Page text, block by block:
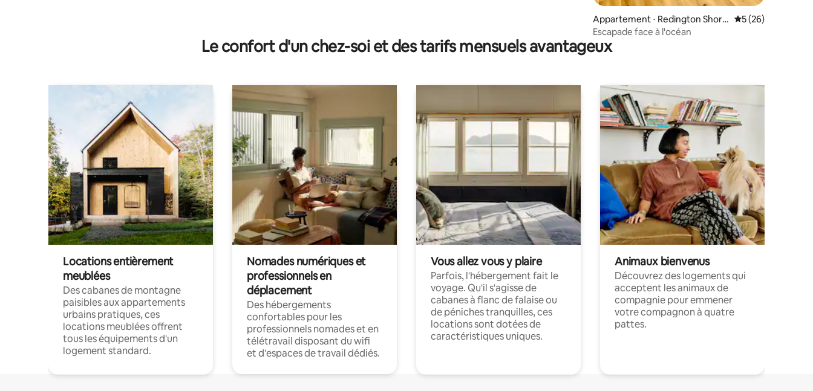
Appartement ⋅ Redington Shore
s
Évaluation
5 (26)
Escapade face à l'océan
Le confort d'un chez-soi et des tarifs mensuels avantageux
Locations entièrement
meublées
Des cabanes de montagne
paisibles aux appartements
urbains pratiques, ces
locations meublées offrent
tous les équipements d'un
logement standard.
Nomades numériques et
professionnels en
déplacement
Des hébergements
confortables pour les
professionnels nomades et en
télétravail disposant du wifi
et d'espaces de travail dédiés.
Vous allez vous y plaire
Parfois, l'hébergement fait le
voyage. Qu'il s'agisse de
cabanes à flanc de falaise ou
de péniches tranquilles, ces
locations sont dotées de
caractéristiques uniques.
Animaux bienvenus
Découvrez des logements qui
acceptent les animaux de
compagnie pour emmener
votre compagnon à quatre
pattes.